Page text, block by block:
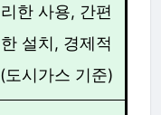
리한 사용, 간편
한 설치, 경제적
(도시가스 기준)